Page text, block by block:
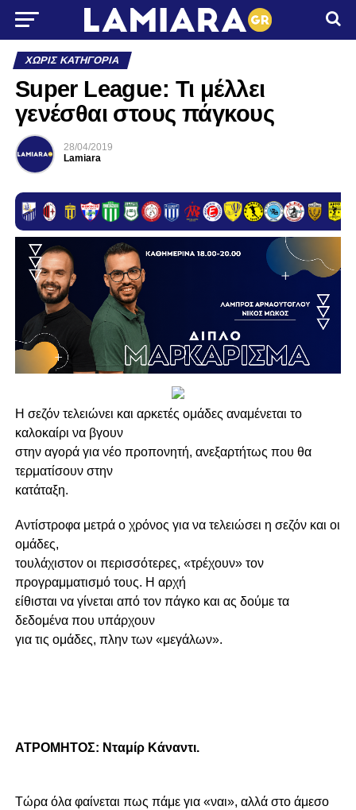
ΧΩΡΊΣ ΚΑΤΗΓΟΡΊΑ
Super League: Τι μέλλει
γενέσθαι στους πάγκους
28/04/2019
Lamiara
Η σεζόν τελειώνει και αρκετές ομάδες αναμένεται το
καλοκαίρι να βγουν
στην αγορά για νέο προπονητή, ανεξαρτήτως που θα
τερματίσουν στην
κατάταξη.
Αντίστροφα μετρά ο χρόνος για να τελειώσει η σεζόν και οι
ομάδες,
τουλάχιστον οι περισσότερες, «τρέχουν» τον
προγραμματισμό τους. Η αρχή
είθισται να γίνεται από τον πάγκο και ας δούμε τα
δεδομένα που υπάρχουν
για τις ομάδες, πλην των «μεγάλων».
ΑΤΡΟΜΗΤΟΣ: Νταμίρ Κάναντι.
Τώρα όλα φαίνεται πως πάμε για «ναι», αλλά στο άμεσο